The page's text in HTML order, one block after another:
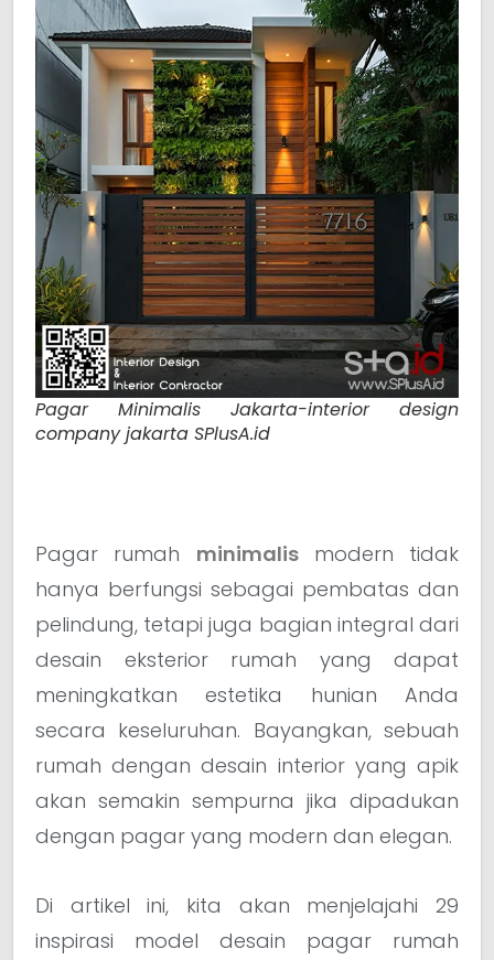
Pagar Minimalis Jakarta-interior design
company jakarta SPlusA.id
Pagar rumah minimalismodern tidak
hanya berfungsi sebagai pembatas dan
pelindung, tetapi juga bagian integral dari
desain eksterior rumah yang dapat
meningkatkan estetika hunian Anda
secara keseluruhan. Bayangkan, sebuah
rumah dengan desain interior yang apik
akan semakin sempurna jika dipadukan
dengan pagar yang modern dan elegan.
Di artikel ini, kita akan menjelajahi 29
inspirasi model desain pagar rumah